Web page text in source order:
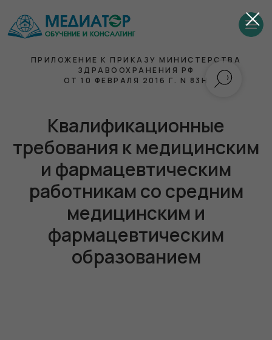
ПРИЛОЖЕНИЕ К ПРИКАЗУ МИНИСТЕРСТВА
ЗДРАВООХРАНЕНИЯ РФ
ОТ 10 ФЕВРАЛЯ 2016 Г. N 83Н
Квалификационные
требования к медицинским
и фармацевтическим
работникам со средним
медицинским и
фармацевтическим
образованием